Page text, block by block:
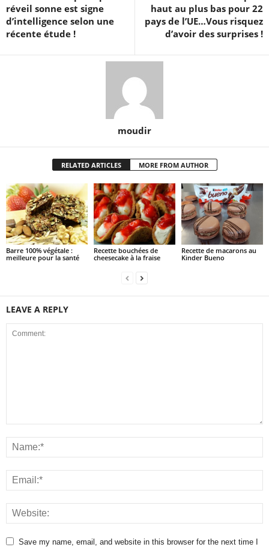
réveil sonne est signe
d’intelligence selon une
récente étude !
haut au plus bas pour 22
pays de l’UE…Vous risquez
d’avoir des surprises !
moudir
RELATED ARTICLES MORE FROM AUTHOR
Barre 100% végétale :
meilleure pour la santé
Recette bouchées de
cheesecake à la fraise
Recette de macarons au
Kinder Bueno
LEAVE A REPLY
Save my name, email, and website in this browser for the next time I